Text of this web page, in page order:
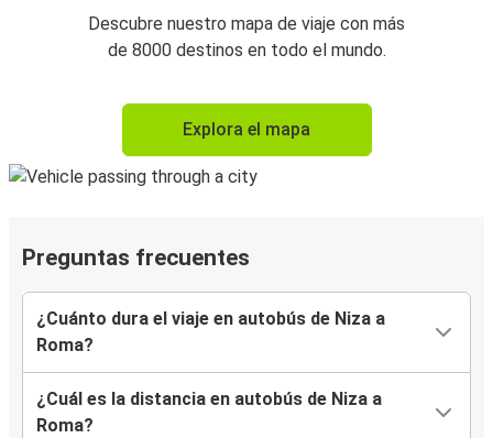
Descubre nuestro mapa de viaje con más
de 8000 destinos en todo el mundo.
Explora el mapa
Preguntas frecuentes
¿Cuánto dura el viaje en autobús de Niza a
Roma?
¿Cuál es la distancia en autobús de Niza a
Roma?